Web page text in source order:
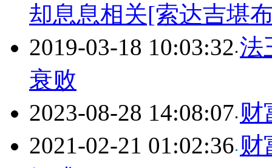
却息息相关[索达吉堪
2019-03-18 10:03:32 法
衰败
2023-08-28 14:08:07 财
2021-02-21 01:02:36 财